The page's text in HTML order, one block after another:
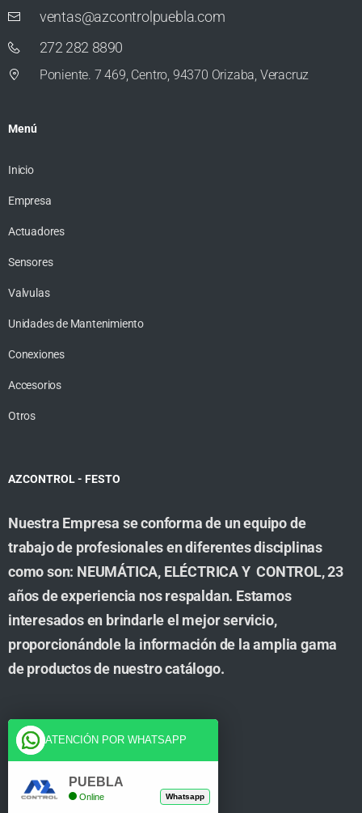
ventas@azcontrolpuebla.com
272 282 8890
Poniente. 7 469, Centro, 94370 Orizaba, Veracruz
Menú
Inicio
Empresa
Actuadores
Sensores
Valvulas
Unidades de Mantenimiento
Conexiones
Accesorios
Otros
AZCONTROL - FESTO
Nuestra Empresa se conforma de un equipo de
trabajo de profesionales en diferentes disciplinas
como son: NEUMÁTICA, ELÉCTRICA Y CONTROL, 23
años de experiencia nos respaldan. Estamos
interesados en brindarle el mejor servicio,
proporcionándole la información de la amplia gama
de productos de nuestro catálogo.
Cuenta
Tienda
ATENCIÓN POR WHATSAPP
PUEBLA
Online Whatsapp